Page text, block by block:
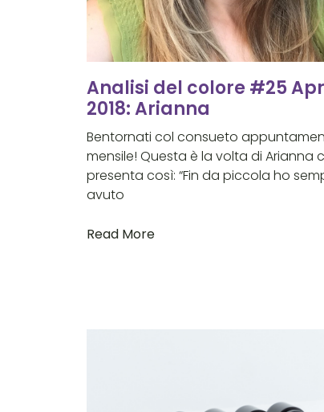
Analisi del colore #25
2018: Arianna
Bentornati col consueto
mensile! Questa è la volta di Arianna
presenta così: “Fin da piccola ho
avuto
Read More